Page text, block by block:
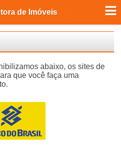
de Imóveis
abaixo, os sites de
que você faça uma